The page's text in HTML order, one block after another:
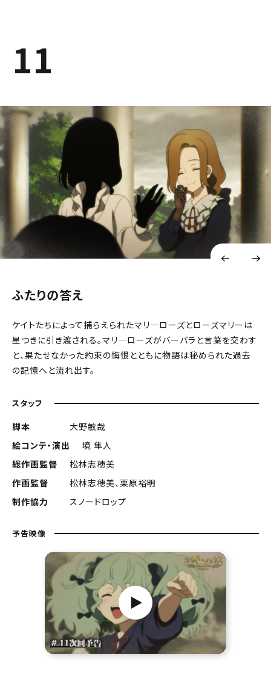
11
ふたりの答え
ケイトたちによって捕らえられたマリ―ローズとローズマリーは
星つきに引き渡される。マリ―ローズがバーバラと言葉を交わす
と、果たせなかった約束の悔恨とともに物語は秘められた過去
の記憶へと流れ出す。
スタッフ
脚本
大野敏哉
絵コンテ・演出
境 隼人
総作画監督
松林志穂美
作画監督
松林志穂美、栗原裕明
制作協力
スノードロップ
予告映像